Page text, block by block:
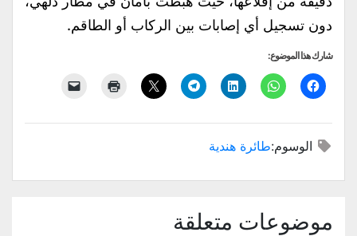
دون تسجيل أي إصابات بين الركاب أو الطاقم.
شارك هذا الموضوع:
الوسوم:طائرة هندية
موضوعات متعلقة